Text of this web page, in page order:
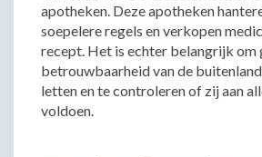
apotheken. Deze apotheken
soepelere regels en verkopen
recept. Het is echter belangrijk om
betrouwbaarheid van de
letten en te controleren of zij aan
voldoen.